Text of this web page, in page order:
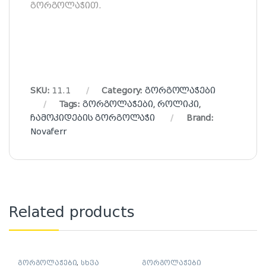
გორგოლაჭით.
SKU: 11.1 Category:გორგოლაჭები
Tags:გორგოლაჭები,როლიკი,
ჩამოკიდების გორგოლაჭი
Brand:
Novaferr
Related products
გორგოლაჭები, სხვა გორგოლაჭები